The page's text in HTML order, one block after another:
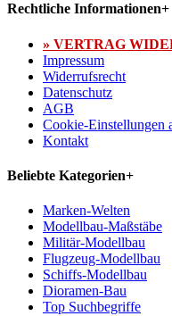
Rechtliche Informationen+
» VERTRAG
Impressum
Widerrufsrecht
Datenschutz
AGB
Cookie-Einstellungen
Kontakt
Beliebte Kategorien+
Marken-Welten
Modellbau-Maßstäbe
Militär-Modellbau
Flugzeug-Modellbau
Schiffs-Modellbau
Dioramen-Bau
Top Suchbegriffe